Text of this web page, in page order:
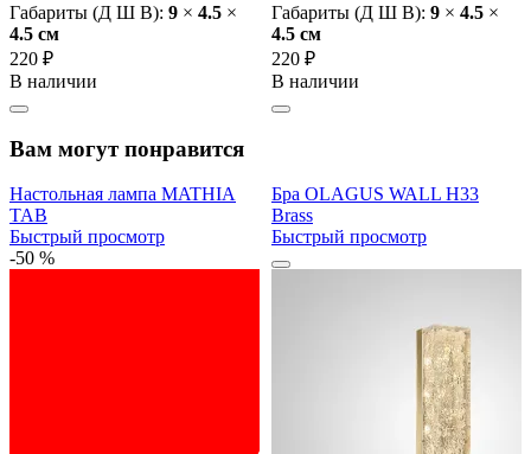
Габариты (Д Ш В): 9 × 4.5 ×
4.5 cм
220 ₽
В наличии
Габариты (Д Ш В): 9 × 4.5 ×
4.5 cм
220 ₽
В наличии
Вам могут понравится
Настольная лампа MATHIA
TAB
Быстрый просмотр
-50 %
Бра OLAGUS WALL H33
Brass
Быстрый просмотр